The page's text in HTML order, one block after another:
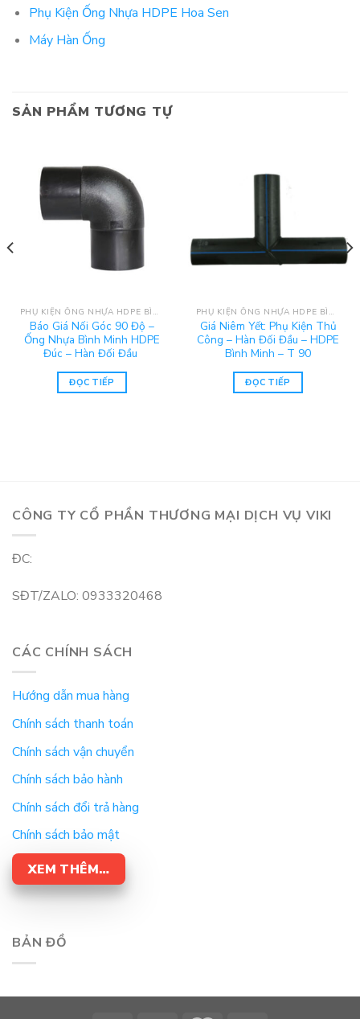
Phụ Kiện Ống Nhựa HDPE Hoa Sen
Máy Hàn Ống
SẢN PHẨM TƯƠNG TỰ
PHỤ KIỆN ỐNG NHỰA HDPE BÌNH MINH
Báo Giá Nối Góc 90 Độ –
Ống Nhựa Bình Minh HDPE
Đúc – Hàn Đối Đầu
ĐỌC TIẾP
PHỤ KIỆN ỐNG NHỰA HDPE BÌNH MINH
Giá Niêm Yết: Phụ Kiện Thủ
Công – Hàn Đối Đầu – HDPE
Bình Minh – T 90
ĐỌC TIẾP
CÔNG TY CỔ PHẦN THƯƠNG MẠI DỊCH VỤ VIKI
ĐC:
SĐT/ZALO: 0933320468
CÁC CHÍNH SÁCH
Hướng dẫn mua hàng
Chính sách thanh toán
Chính sách vận chuyển
Chính sách bảo hành
Chính sách đổi trả hàng
Chính sách bảo mật
XEM THÊM…
BẢN ĐỒ